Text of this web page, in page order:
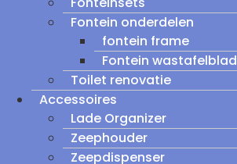
Fontein onderdelen
fontein frame
Fontein wastafelblad
Toilet renovatie
Accessoires
Lade Organizer
Zeephouder
Zeepdispenser